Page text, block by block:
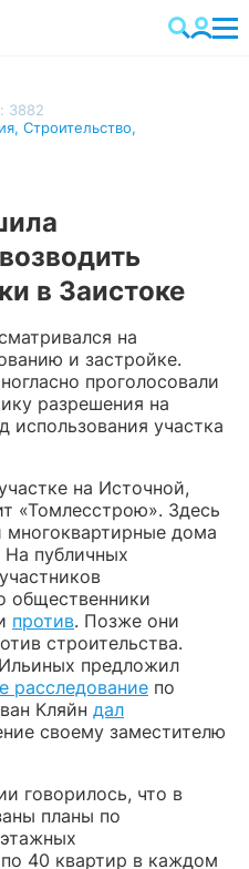
3882
, Строительство,
в Заистоке
на
и застройке.
проголосовали
разрешения на
использования участка
на Источной,
«Томлесстрою». Здесь
многоквартирные дома
публичных
общественники
против. Позже они
строительства.
предложил
расследование по
Кляйн дал
своему заместителю
говорилось, что в
планы по
40 квартир в каждом